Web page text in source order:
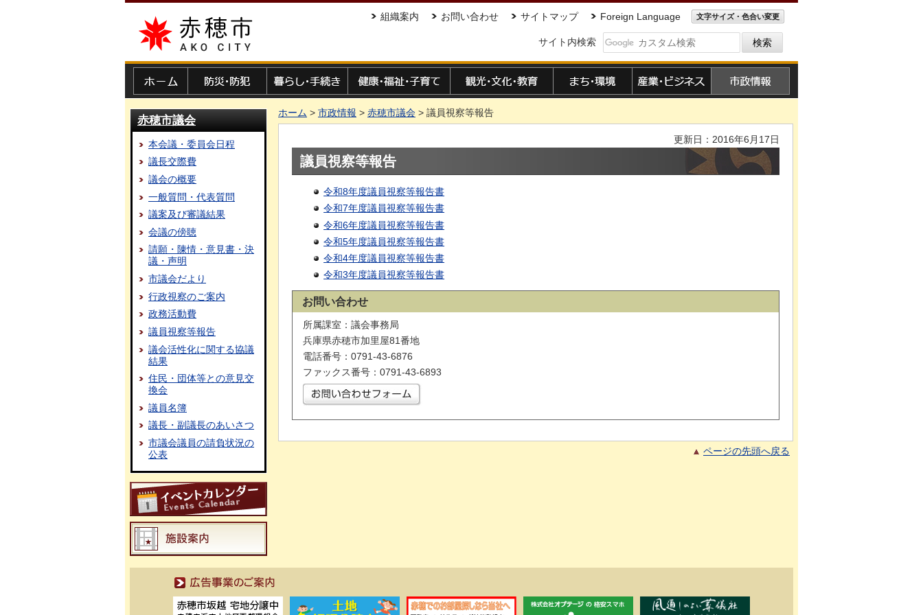
赤穂市 組織案内 お問い合わせ サイトマップ Foreign Language 文字サイズ・色合い変更
サイト内検索
赤穂市議会
本会議・委員会日程
議長交際費
議会の概要
一般質問・代表質問
議案及び審議結果
会議の傍聴
請願・陳情・意見書・決
議・声明
市議会だより
行政視察のご案内
政務活動費
議員視察等報告
議会活性化に関する協議
結果
住民・団体等との意見交
換会
議員名簿
議長・副議長のあいさつ
市議会議員の請負状況の
公表
ホーム > 市政情報 > 赤穂市議会 > 議員視察等報告
更新日：2016年6月17日
議員視察等報告
令和8年度議員視察等報告書
令和7年度議員視察等報告書
令和6年度議員視察等報告書
令和5年度議員視察等報告書
令和4年度議員視察等報告書
令和3年度議員視察等報告書
お問い合わせ
所属課室：議会事務局
兵庫県赤穂市加里屋81番地
電話番号：0791-43-6876
ファックス番号：0791-43-6893
ページの先頭へ戻る
広告事業のご案内